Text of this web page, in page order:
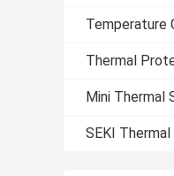
Temperature
Thermal
Mini Thermal
SEKI